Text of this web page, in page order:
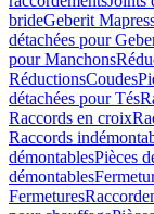
brideGeberit
détachées pour
pour Manchons
RéductionsCoudes
détachées pour Tés
Raccords en croix
Raccords
démontablesPièces
démontables
Fermetures